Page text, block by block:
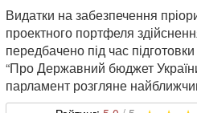
Видатки на забезпечення
проектного портфеля
передбачено під час
“Про Державний бюджет
парламент розгляне